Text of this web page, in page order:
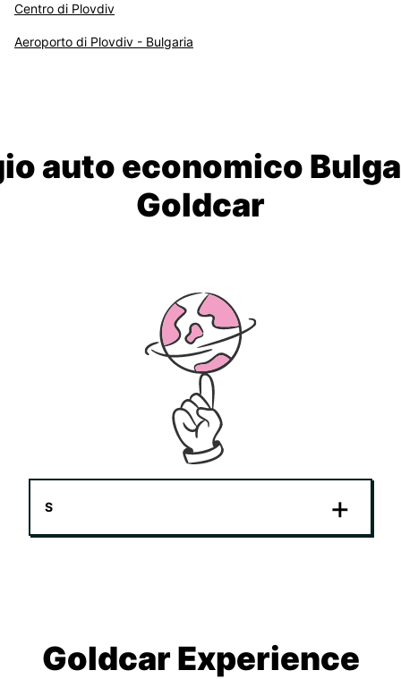
Centro di Plovdiv
Aeroporto di Plovdiv - Bulgaria
auto economico
Goldcar
S
Goldcar Experience